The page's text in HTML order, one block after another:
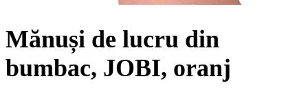
Mănuși de lucru din
bumbac, JOBI, oranj